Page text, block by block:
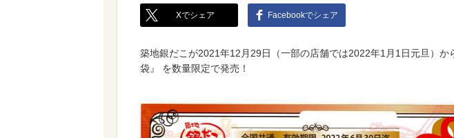
Xでシェア Facebookでシェア
築地銀だこが2021年12月29日（一部の店舗では2022年1月1日元旦）か
袋』 を数量限定で発売！